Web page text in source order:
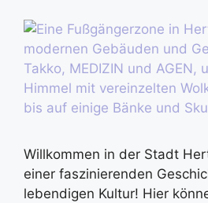
Willkommen in der Stadt
einer faszinierenden
lebendigen Kultur! Hier